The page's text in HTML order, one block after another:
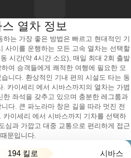
열차 정보
하는 가장 좋은 방법은 빠르고 현대적인 기
사이를 운행하는 모든 고속 열차는 선택할
시간(약 4시간 소요), 매일 최대 2회 출발
여 승객들에게 쾌적한 여행에 필요한 모
니다. 환상적인 기내 편의 시설도 타는 동
. 카이세리 에서 시바스까지의 열차는 가볍
한 좌석을 갖추고 있으며 충분한 레그룸과
다. 큰 파노라마 창은 길을 따라 멋진 전
카이세리 에서 시바스까지 기차를 선택하
심과 가깝고 대중 교통으로 편리하게 접근
문입니다.
194 킬로 시바스